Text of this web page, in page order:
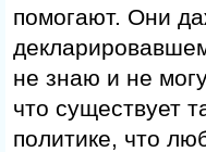
помогают. Они
не знаю и не
что существует
политике, что